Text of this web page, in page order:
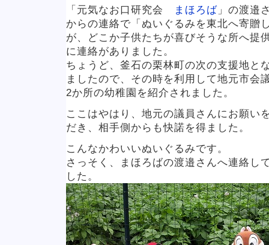
「元気なお口研究会 まほろば 」の渡邉
からの連絡で「ぬいぐるみを東北へ寄贈
が、どこか子供たちが喜びそうな所へ提
に連絡がありました。
ちょうど、釜石の栗林町の次の支援地と
ましたので、その時を利用して地元市会
2か所の幼稚園を紹介されました。
ここはやはり、地元の議員さんにお願い
だき、相手側からも快諾を得ました。
こんなかわいいぬいぐるみです。
さっそく、まほろばの渡邉さんへ連絡し
した。